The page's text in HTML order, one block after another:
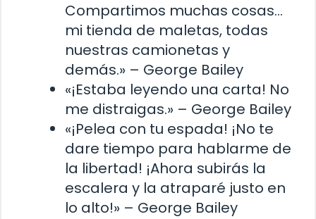
Compartimos muchas cosas…
mi tienda de maletas, todas
nuestras camionetas y
demás.» – George Bailey
«¡Estaba leyendo una carta! No
me distraigas.» – George Bailey
«¡Pelea con tu espada! ¡No te
dare tiempo para hablarme de
la libertad! ¡Ahora subirás la
escalera y la atraparé justo en
lo alto!» – George Bailey